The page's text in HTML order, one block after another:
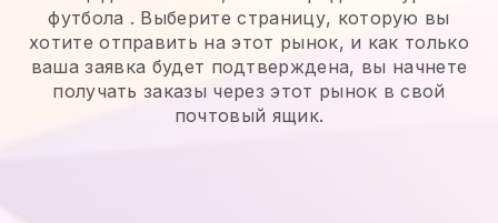
футбола . Выберите страницу, которую вы
хотите отправить на этот рынок, и как только
ваша заявка будет подтверждена, вы начнете
получать заказы через этот рынок в свой
почтовый ящик.